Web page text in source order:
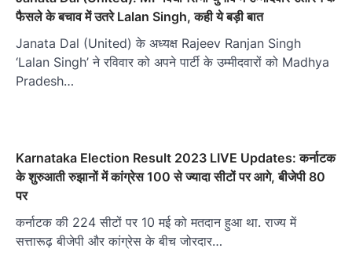
फैसले के बचाव में उतरे Lalan Singh, कही ये बड़ी बात
Janata Dal (United) के अध्यक्ष Rajeev Ranjan Singh
‘Lalan Singh’ ने रविवार को अपने पार्टी के उम्मीदवारों को Madhya
Pradesh…
Karnataka Election Result 2023 LIVE Updates: कर्नाटक
के शुरुआती रुझानों में कांग्रेस 100 से ज्यादा सीटों पर आगे, बीजेपी 80
पर
कर्नाटक की 224 सीटों पर 10 मई को मतदान हुआ था. राज्य में
सत्तारूढ़ बीजेपी और कांग्रेस के बीच जोरदार…